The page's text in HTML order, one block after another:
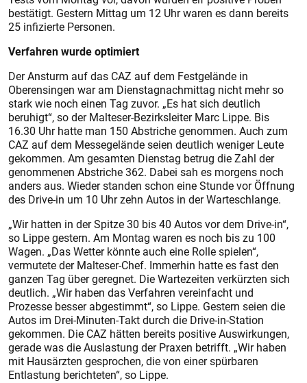
bestätigt. Gestern Mittag um 12 Uhr waren es dann bereits
25 infizierte Personen.
Verfahren wurde optimiert
Der Ansturm auf das CAZ auf dem Festgelände in
Oberensingen war am Dienstagnachmittag nicht mehr so
stark wie noch einen Tag zuvor. „Es hat sich deutlich
beruhigt“, so der Malteser-Bezirksleiter Marc Lippe. Bis
16.30 Uhr hatte man 150 Abstriche genommen. Auch zum
CAZ auf dem Messegelände seien deutlich weniger Leute
gekommen. Am gesamten Dienstag betrug die Zahl der
genommenen Abstriche 362. Dabei sah es morgens noch
anders aus. Wieder standen schon eine Stunde vor Öffnung
des Drive-in um 10 Uhr zehn Autos in der Warteschlange.
„Wir hatten in der Spitze 30 bis 40 Autos vor dem Drive-in“,
so Lippe gestern. Am Montag waren es noch bis zu 100
Wagen. „Das Wetter könnte auch eine Rolle spielen“,
vermutete der Malteser-Chef. Immerhin hatte es fast den
ganzen Tag über geregnet. Die Wartezeiten verkürzten sich
deutlich. „Wir haben das Verfahren vereinfacht und
Prozesse besser abgestimmt“, so Lippe. Gestern seien die
Autos im Drei-Minuten-Takt durch die Drive-in-Station
gekommen. Die CAZ hätten bereits positive Auswirkungen,
gerade was die Auslastung der Praxen betrifft. „Wir haben
mit Hausärzten gesprochen, die von einer spürbaren
Entlastung berichteten“, so Lippe.